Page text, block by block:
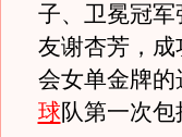
子、卫冕冠
友谢杏芳，
会女单金牌
球队第一次包